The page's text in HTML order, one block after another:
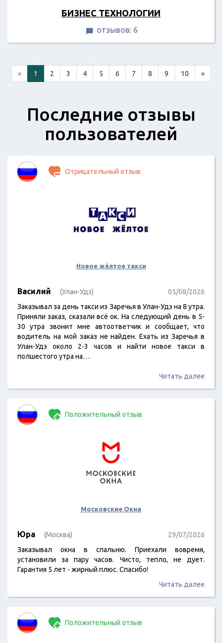
БИЗНЕС ТЕХНОЛОГИИ
 отзывов: 6
« 1 2 3 4 5 6 7 8 9 10 »
Последние отзывы
пользователей
Отрицательный отзыв
Новое жёлтое такси
Василий (Улан-Удэ)
05/08/2026
Заказывал за день такси из Заречья в Улан-Удэ на 8 утра.
Приняли заказ, сказали всё ок. На следующий день в 5-
30 утра звонит мне автоответчик и сообщает, что
водитель на мой заказ не найден. Ехать из Заречья в
Улан-Удэ около 2-3 часов и найти новое такси в
полшестого утра на…
Читать далее
Положительный отзыв
Московские Окна
Юра (Москва)
29/07/2026
Заказывал окна в спальню. Приехали вовремя,
установили за пару часов. Чисто, тепло, не дует.
Гарантия 5 лет - жирный плюс. Спасибо!
Читать далее
Положительный отзыв